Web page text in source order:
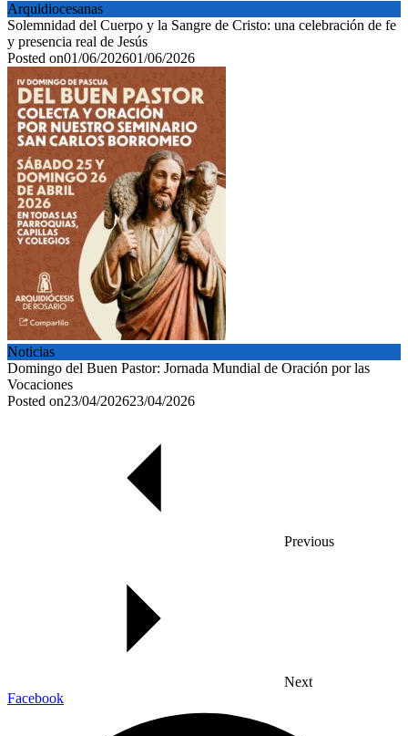
Arquidiocesanas
Solemnidad del Cuerpo y la Sangre de Cristo: una celebración de fe
y presencia real de Jesús
Posted on01/06/202601/06/2026
Noticias
Domingo del Buen Pastor: Jornada Mundial de Oración por las
Vocaciones
Posted on23/04/202623/04/2026
Previous
Next
Facebook